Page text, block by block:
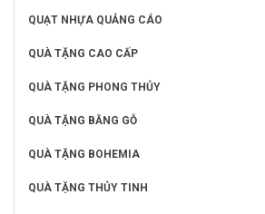
QUẠT NHỰA QUẢNG CÁO
QUÀ TẶNG CAO CẤP
QUÀ TẶNG PHONG THỦY
QUÀ TẶNG BẰNG GỖ
QUÀ TẶNG BOHEMIA
QUÀ TẶNG THỦY TINH